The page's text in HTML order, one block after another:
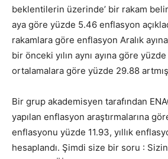
beklentilerin üzerinde’ bir rakam
aya göre yüzde 5.46 enflasyon
rakamlara göre enflasyon Aralık
bir önceki yılın aynı ayına göre
ortalamalara göre yüzde 29.88
Bir grup akademisyen tarafından
yapılan enflasyon araştırmalarına
enflasyonu yüzde 11.93, yıllık
hesaplandı. Şimdi size bir soru :